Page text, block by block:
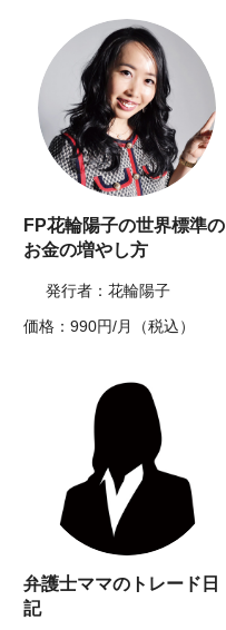
FP花輪陽子の世界標準の
お金の増やし方
発行者：花輪陽子
価格：990円/月（税込）
弁護士ママのトレード日
記